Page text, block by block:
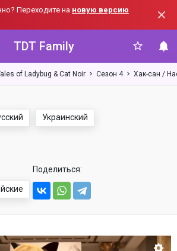
Переходите на новую версию
TDT Family
of Ladybug & Cat Noir Сезон 4 Хак-сан /
Украинский
Поделиться: